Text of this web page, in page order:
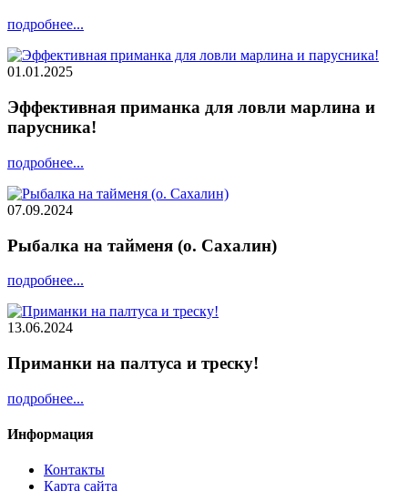
подробнее...
01.01.2025
Эффективная приманка для ловли марлина и
парусника!
подробнее...
07.09.2024
Рыбалка на тайменя (о. Сахалин)
подробнее...
13.06.2024
Приманки на палтуса и треску!
подробнее...
Информация
Контакты
Карта сайта